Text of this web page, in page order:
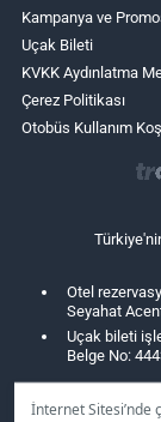
İnternet Sitesi’nde
Kampanya ve
Uçak Bileti
KVKK Aydınlatma
Çerez Politikası
Otobüs Kullanım
Otel
Seyahat
Uçak bileti
Belge No: